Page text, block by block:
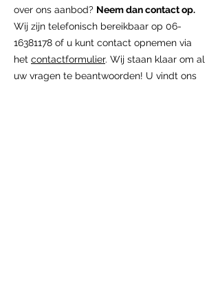
over ons aanbod? Neem dan contact op.
Wij zijn telefonisch bereikbaar op 06-
16381178 of u kunt contact opnemen via
het contactformulier. Wij staan klaar om al
uw vragen te beantwoorden! U vindt ons